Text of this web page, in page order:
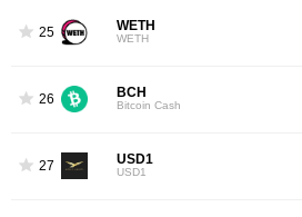
25 WETH
WETH
26 BCH
Bitcoin Cash
27 USD1
USD1